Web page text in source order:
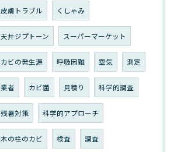
皮膚トラブル くしゃみ
天井ジプトーン スーパーマーケット
カビの発生源 呼吸困難 空気 測定
業者 カビ菌 見積り 科学的調査
残暑対策 科学的アプローチ
木の柱のカビ 検査 調査